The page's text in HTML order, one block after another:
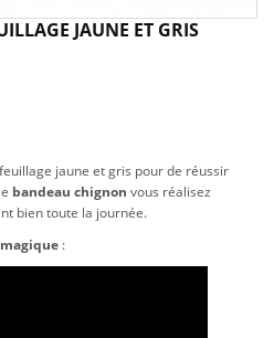
JAUNE ET GRIS
jaune et gris pour de réussir
bandeau chignon vous réalisez
bien toute la journée.
: